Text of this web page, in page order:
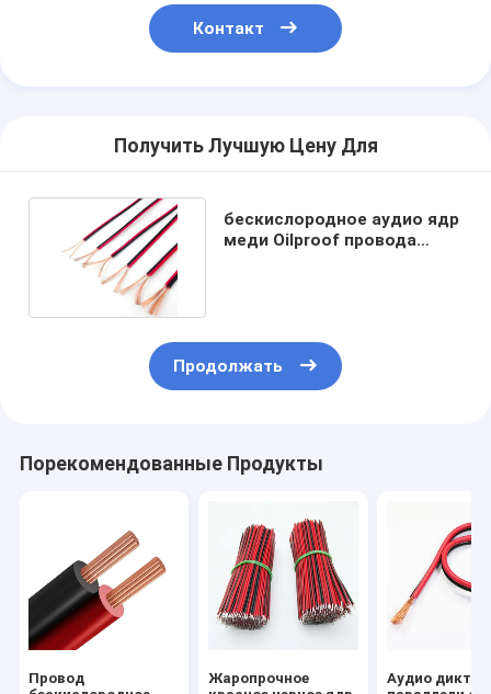
Контакт
Получить Лучшую Цену Для
бескислородное аудио ядр
меди Oilproof провода
Продолжать
Порекомендованные Продукты
Провод
Жаропрочное
Аудио диктор